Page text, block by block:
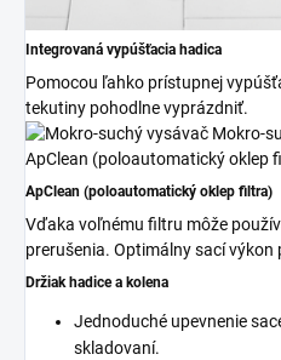
Integrovaná vypúšťacia hadica
Pomocou ľahko prístupnej
tekutiny pohodlne vyprázdniť.
ApClean (poloautomatický oklep filtra)
Vďaka voľnému filtru môže
prerušenia. Optimálny sací výkon
Držiak hadice a kolena
Jednoduché upevnenie
skladovaní.